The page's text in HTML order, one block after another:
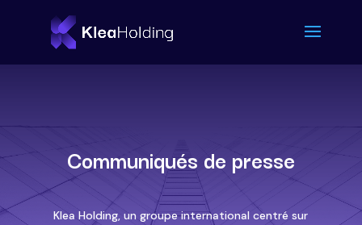
Communiqués de presse
Klea Holding, un groupe international centré sur